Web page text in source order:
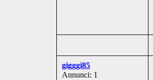
gigggi85
Annunci: 1